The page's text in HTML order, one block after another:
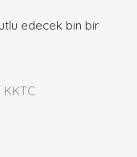
edecek bin bir